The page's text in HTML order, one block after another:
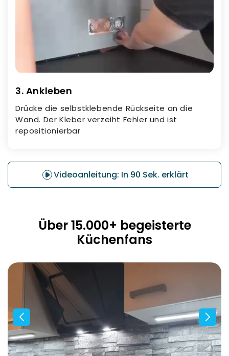
3. Ankleben
Drücke die selbstklebende Rückseite an die
Wand. Der Kleber verzeiht Fehler und ist
repositionierbar
Videoanleitung: In 90 Sek. erklärt
Über 15.000+ begeisterte
Küchenfans